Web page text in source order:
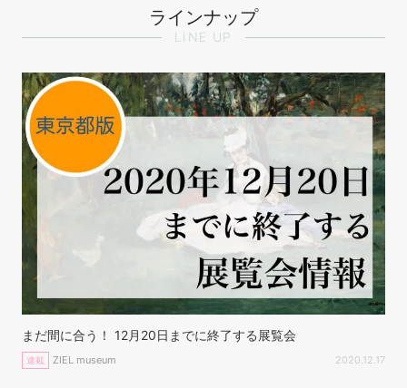
ラインナップ
LINE UP
まだ間に合う！ 12月20日までに終了する展覧会
連載 ZIEL museum 2020.12.17